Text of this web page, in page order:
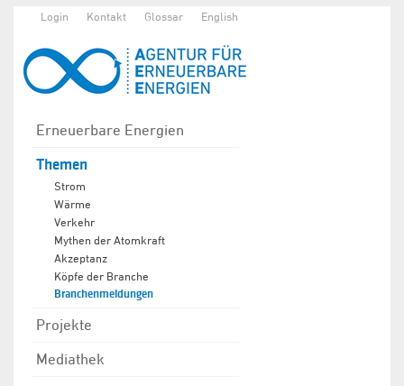
Login Kontakt Glossar English
Erneuerbare Energien
Themen
Strom
Wärme
Verkehr
Mythen der Atomkraft
Akzeptanz
Köpfe der Branche
Branchenmeldungen
Projekte
Mediathek